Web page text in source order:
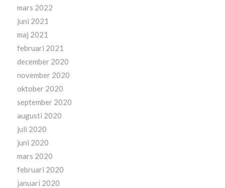
mars 2022
juni 2021
maj 2021
februari 2021
december 2020
november 2020
oktober 2020
september 2020
augusti 2020
juli 2020
juni 2020
mars 2020
februari 2020
januari 2020